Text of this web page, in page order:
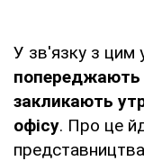
У зв'язку з цим
попереджають
закликають
офісу. Про це